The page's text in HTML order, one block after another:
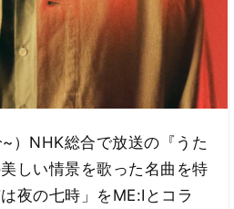
NHK総合で放送の『うた
しい情景を歌った名曲を特
夜の七時」をME:Iとコラ